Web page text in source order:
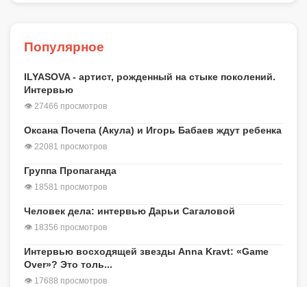
Популярное
ILYASOVA - артист, рожденный на стыке поколений.
Интервью
👁 27466 просмотров
Оксана Почепа (Акула) и Игорь Бабаев ждут ребенка
👁 22081 просмотров
Группа Пропаганда
👁 18581 просмотров
Человек дела: интервью Дарьи Сагаловой
👁 18356 просмотров
Интервью восходящей звезды Anna Kravt: «Game
Over»? Это толь...
👁 17688 просмотров